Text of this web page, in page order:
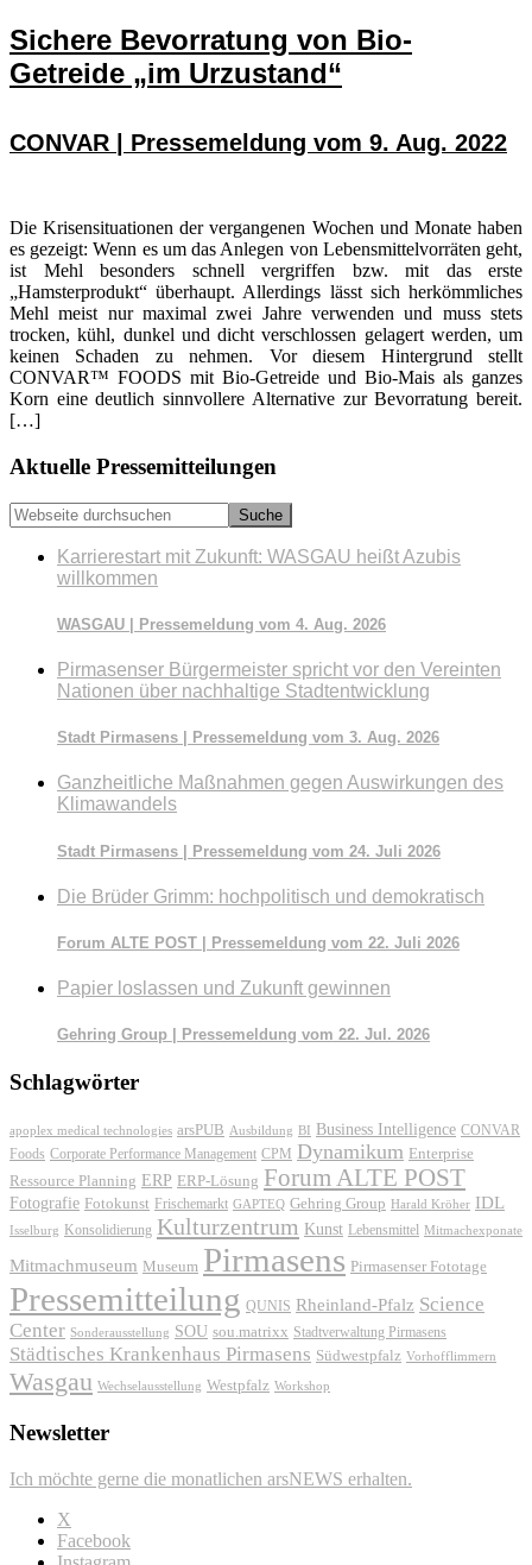
Sichere Bevorratung von Bio-
Getreide „im Urzustand“
CONVAR | Pressemeldung vom 9. Aug. 2022
Die Krisensituationen der vergangenen Wochen und Monate haben
es gezeigt: Wenn es um das Anlegen von Lebensmittelvorräten geht,
ist Mehl besonders schnell vergriffen bzw. mit das erste
„Hamsterprodukt“ überhaupt. Allerdings lässt sich herkömmliches
Mehl meist nur maximal zwei Jahre verwenden und muss stets
trocken, kühl, dunkel und dicht verschlossen gelagert werden, um
keinen Schaden zu nehmen. Vor diesem Hintergrund stellt
CONVAR™ FOODS mit Bio-Getreide und Bio-Mais als ganzes
Korn eine deutlich sinnvollere Alternative zur Bevorratung bereit.
[…]
Seitenspalte
Aktuelle Pressemitteilungen
Webseite
durchsuchen
Karrierestart mit Zukunft: WASGAU heißt Azubis
willkommen
WASGAU | Pressemeldung vom 4. Aug. 2026
Pirmasenser Bürgermeister spricht vor den Vereinten
Nationen über nachhaltige Stadtentwicklung
Stadt Pirmasens | Pressemeldung vom 3. Aug. 2026
Ganzheitliche Maßnahmen gegen Auswirkungen des
Klimawandels
Stadt Pirmasens | Pressemeldung vom 24. Juli 2026
Die Brüder Grimm: hochpolitisch und demokratisch
Forum ALTE POST | Pressemeldung vom 22. Juli 2026
Papier loslassen und Zukunft gewinnen
Gehring Group | Pressemeldung vom 22. Jul. 2026
Schlagwörter
apoplex medical technologies arsPUB Ausbildung BI Business Intelligence CONVAR
Foods Corporate Performance Management CPM Dynamikum Enterprise
Ressource Planning ERP ERP-Lösung Forum ALTE POST
Fotografie Fotokunst Frischemarkt GAPTEQ Gehring Group Harald Kröher IDL
Isselburg Konsolidierung Kulturzentrum Kunst Lebensmittel Mitmachexponate
Mitmachmuseum Museum Pirmasens Pirmasenser Fototage
Pressemitteilung QUNIS Rheinland-Pfalz Science
Center Sonderausstellung SOU sou.matrixx Stadtverwaltung Pirmasens
Städtisches Krankenhaus Pirmasens Südwestpfalz Vorhofflimmern
Wasgau Wechselausstellung Westpfalz Workshop
Newsletter
Ich möchte gerne die monatlichen arsNEWS erhalten.
X
Facebook